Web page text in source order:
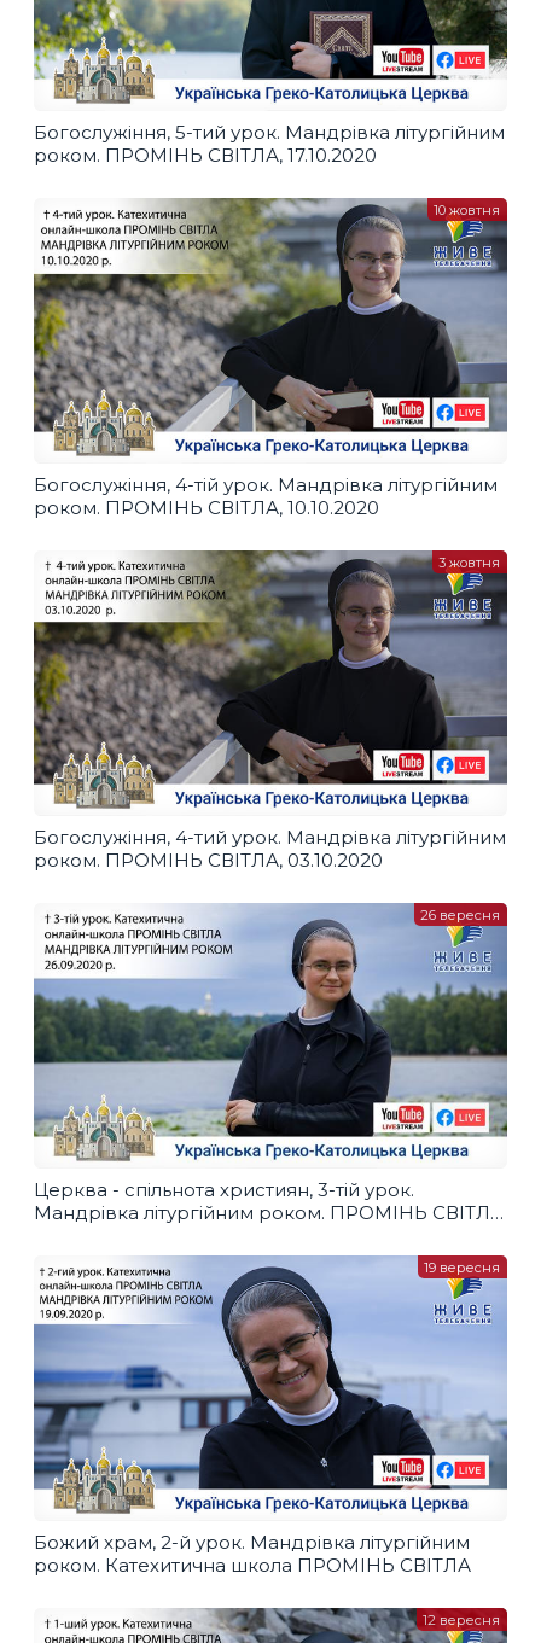
Богослужіння, 5-тий урок. Мандрівка літургійним
роком. ПРОМІНЬ СВІТЛА, 17.10.2020
Богослужіння, 4-тій урок. Мандрівка літургійним
роком. ПРОМІНЬ СВІТЛА, 10.10.2020
10 жовтня
Богослужіння, 4-тий урок. Мандрівка літургійним
роком. ПРОМІНЬ СВІТЛА, 03.10.2020
3 жовтня
Церква - спільнота християн, 3-тій урок.
Мандрівка літургійним роком. ПРОМІНЬ СВІТЛА,
26 вересня
Божий храм, 2-й урок. Мандрівка літургійним
роком. Катехитична школа ПРОМІНЬ СВІТЛА
19 вересня
12 вересня